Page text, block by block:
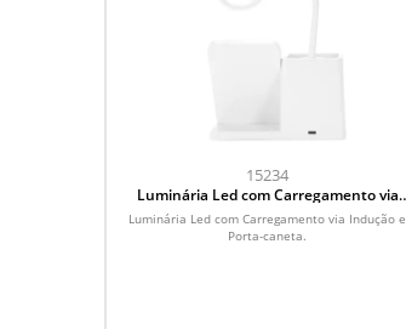
15234
Luminária Led com Carregamento via
Indução e Porta-caneta
Luminária Led com Carregamento via Indução e
Porta-caneta.